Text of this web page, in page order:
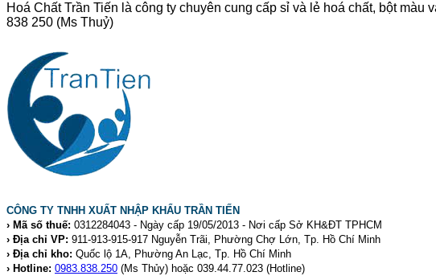
Hoá Chất Trần Tiến là công ty chuyên cung cấp sỉ và lẻ hoá chất, bột
838 250 (Ms Thuỷ)
CÔNG TY TNHH XUẤT NHẬP KHẨU TRẦN TIẾN
› Mã số thuế: 0312284043 - Ngày cấp 19/05/2013 - Nơi cấp Sở KH&ĐT TPHCM
› Địa chỉ VP: 911-913-915-917 Nguyễn Trãi, Phường Chợ Lớn, Tp. Hồ Chí Minh
› Địa chỉ kho: Quốc lộ 1A, Phường An Lạc, Tp. Hồ Chí Minh
› Hotline: 0983.838.250 (Ms Thủy) hoặc 039.44.77.023 (Hotline)